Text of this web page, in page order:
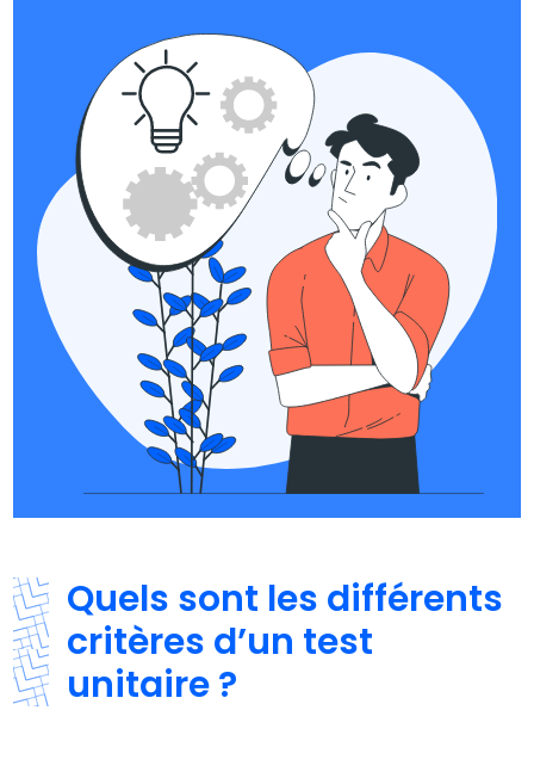
Quels sont les différents
critères d’un test
unitaire ?